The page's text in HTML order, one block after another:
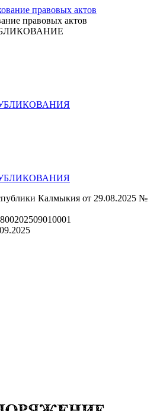
правовых актов
Калмыкия от 29.08.2025 №